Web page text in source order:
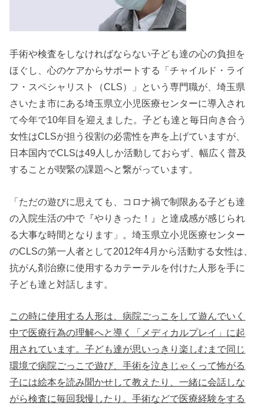
手術や検査をしなければならない子ども達の心の負担を
ほぐし、心のケアからサポートする「チャイルド・ライ
フ・スペシャリスト（CLS）」という専門職が、埼玉県
さいたま市にある埼玉県立小児医療センターに導入され
て今年で10年目を迎えました。子ども達と毎日向き合う
女性はCLSが担う役割の必需性を声を上げていますが、
日本国内でCLSは49人しか活動しておらず、幅広く普及
することが喫緊の課題へと繋がっています。
「ただの遊びに思えても、コロナ禍で制限ある子ども達
の入院生活の中で『やりきった！』と達成感が感じられ
る大事な時間となります」。埼玉県立小児医療センター
のCLSの第一人者として2012年4月から活動する女性は、
抗がん剤治療に使用するカテーテルを付けた人形を手に
子ども達と対話します。
この時に使用する人形は、病院ごっこをして遊んでいく
中で医療行為の理解へと導く「メディカルプレイ」に起
用されています。子ども達が思いっきり楽しむまで同じ
環境で病院ごっこで遊び、手術を泣きじゃくって怖がる
子には絵本を読み聞かせして教えたり、一緒に会話しな
がら検査に毎回我慢したり。手術などで医療経験をする